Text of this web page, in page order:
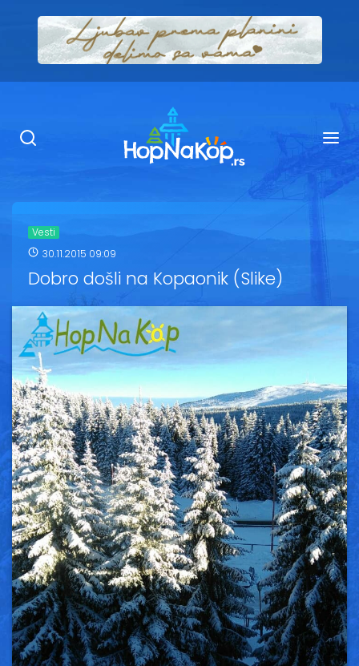
Ugostiteljstvo
Kop Info
Vesti
Oglasi
Galerija
Copyright© 2020
HopNaKop
Vesti
30.11.2015 09:09
Dobro došli na Kopaonik (Slike)